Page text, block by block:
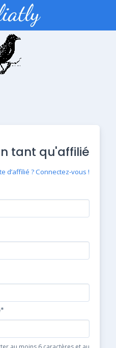
tant qu'affilié
d’affilié ? Connectez-vous !